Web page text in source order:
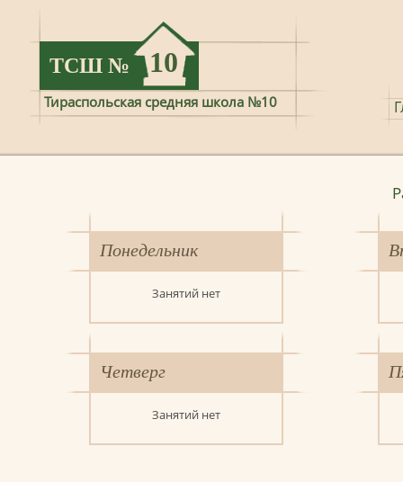
ТСШ № 10
Тираспольская средняя школа №10
Понедельник
Занятий нет
Четверг
Занятий нет